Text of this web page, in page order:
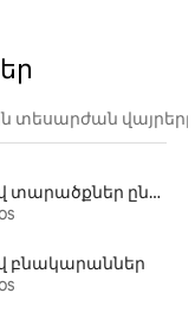
տեսարժան
Վարձով տարածքներ ընտանիքների համար
բնակարաններ